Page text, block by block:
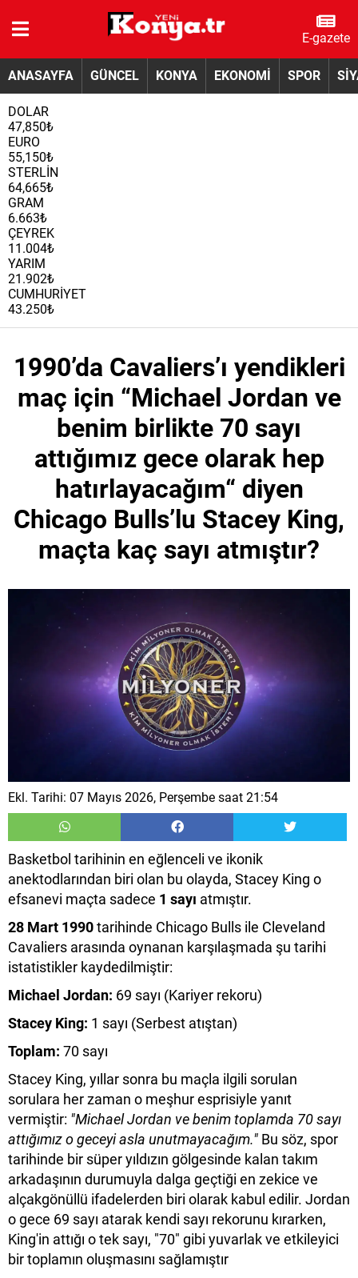
E-gazete
ANASAYFA GÜNCEL KONYA EKONOMİ SPOR
DOLAR
47,850₺
EURO
55,150₺
STERLİN
64,665₺
GRAM
6.663₺
ÇEYREK
11.004₺
YARIM
21.902₺
CUMHURİYET
43.250₺
1990’da Cavaliers’ı yendikleri
maç için “Michael Jordan ve
benim birlikte 70 sayı
attığımız gece olarak hep
hatırlayacağım“ diyen
Chicago Bulls’lu Stacey King,
maçta kaç sayı atmıştır?
Ekl. Tarihi: 07 Mayıs 2026, Perşembe saat 21:54
Basketbol tarihinin en eğlenceli ve ikonik
anektodlarından biri olan bu olayda, Stacey King o
efsanevi maçta sadece 1 sayı atmıştır.
28 Mart 1990tarihinde Chicago Bulls ile Cleveland
Cavaliers arasında oynanan karşılaşmada şu tarihi
istatistikler kaydedilmiştir:
Michael Jordan: 69 sayı (Kariyer rekoru)
Stacey King: 1 sayı (Serbest atıştan)
Toplam: 70 sayı
Stacey King, yıllar sonra bu maçla ilgili sorulan
sorulara her zaman o meşhur esprisiyle yanıt
vermiştir: "Michael Jordan ve benim toplamda 70 sayı
attığımız o geceyi asla unutmayacağım." Bu söz, spor
tarihinde bir süper yıldızın gölgesinde kalan takım
arkadaşının durumuyla dalga geçtiği en zekice ve
alçakgönüllü ifadelerden biri olarak kabul edilir. Jordan
o gece 69 sayı atarak kendi sayı rekorunu kırarken,
King'in attığı o tek sayı, "70" gibi yuvarlak ve etkileyici
bir toplamın oluşmasını sağlamıştır